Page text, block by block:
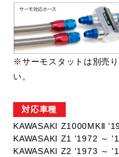
※サーモスタットは別売り
い。
対応車種
KAWASAKI Z1000MKⅡ
KAWASAKI Z1 '1972 ～
KAWASAKI Z2 '1973 ～